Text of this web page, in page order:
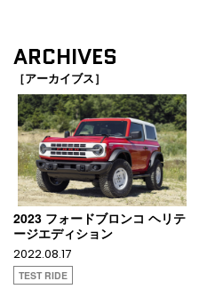
ARCHIVES
［アーカイブス］
2023 フォードブロンコ ヘリテ
ージエディション
2022.08.17
TEST RIDE